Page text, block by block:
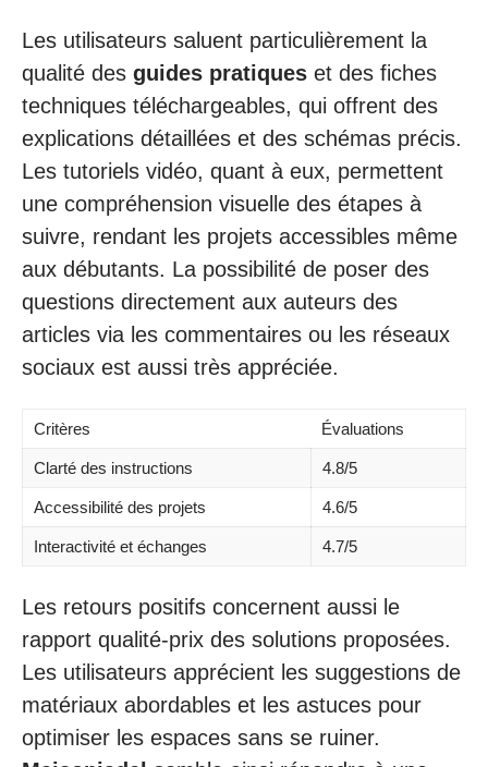
Les utilisateurs saluent particulièrement la
qualité des guides pratiques et des fiches
techniques téléchargeables, qui offrent des
explications détaillées et des schémas précis.
Les tutoriels vidéo, quant à eux, permettent
une compréhension visuelle des étapes à
suivre, rendant les projets accessibles même
aux débutants. La possibilité de poser des
questions directement aux auteurs des
articles via les commentaires ou les réseaux
sociaux est aussi très appréciée.
Critères Évaluations
Clarté des instructions 4.8/5
Accessibilité des projets 4.6/5
Interactivité et échanges 4.7/5
Les retours positifs concernent aussi le
rapport qualité-prix des solutions proposées.
Les utilisateurs apprécient les suggestions de
matériaux abordables et les astuces pour
optimiser les espaces sans se ruiner.